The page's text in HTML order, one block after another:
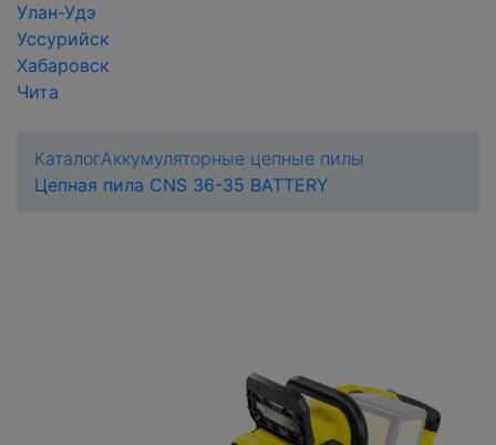
Улан-Удэ
Уссурийск
Хабаровск
Чита
КаталогАккумуляторные цепные пилы
Цепная пила CNS 36-35 BATTERY